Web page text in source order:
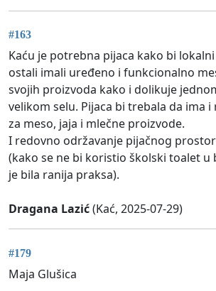
#163
Kaću je potrebna pijaca kako bi
ostali imali uređeno i funkcionalno
svojih proizvoda kako i dolikuje
velikom selu. Pijaca bi trebala da ima
za meso, jaja i mlečne proizvode.
I redovno održavanje pijačnog
(kako se ne bi koristio školski toalet u
je bila ranija praksa).
Dragana Lazić(Kać, 2025-07-29)
#179
Maja Glušica